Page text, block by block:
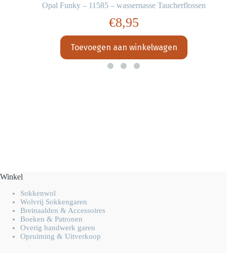
Opal Funky – 11585 – wassernasse Taucherflossen
€8,95
Toevoegen aan winkelwagen
Winkel
Sokkenwol
Wolvrij Sokkengaren
Breinaalden & Accessoires
Boeken & Patronen
Overig handwerk garen
Opruiming & Uitverkoop